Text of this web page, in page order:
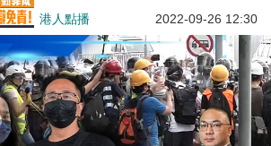
急扶危的人，不能以善心作抗辯免
港人點播 2022-09-26 12:30